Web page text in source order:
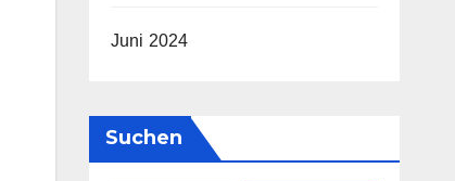
Juni 2024
Suchen